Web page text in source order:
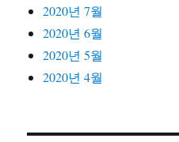
2020년 7월
2020년 6월
2020년 5월
2020년 4월